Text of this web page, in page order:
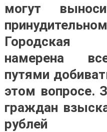
могут
Городская
намерена
путями
этом вопросе.
граждан
рублей